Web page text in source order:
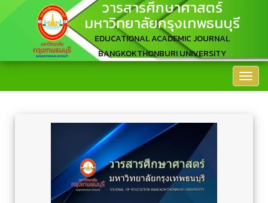
วารสารศึกษาศาสตร์
มหาวิทยาลัยกรุงเทพธนบุรี
EDUCATIONAL ACADEMIC JOURNAL
BANGKOKTHONBURI UNIVERSITY